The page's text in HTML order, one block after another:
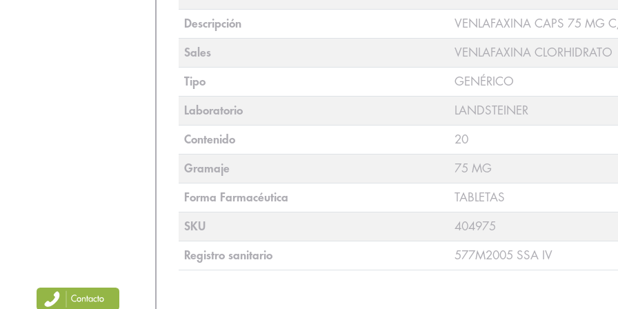
Descripción VENLAFAXINA CAPS 75 MG
Sales VENLAFAXINA CLORHIDRATO
Tipo GENÉRICO
Laboratorio LANDSTEINER
Contenido 20
Gramaje 75 MG
Forma Farmacéutica TABLETAS
SKU 404975
Registro sanitario 577M2005 SSA IV